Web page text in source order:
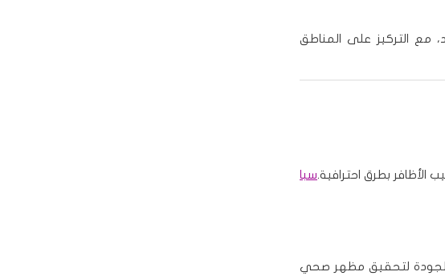
مع التركيز على المناطق
الأظافر بطرق احترافية.سبا
الجودة لتحقيق مظهر صحي